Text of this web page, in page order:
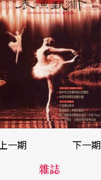
上一期 下一期
雜誌